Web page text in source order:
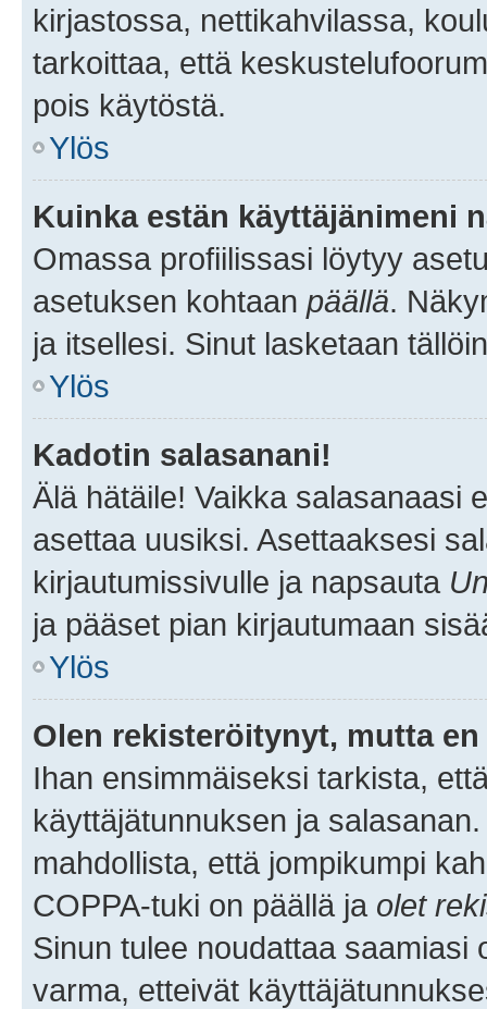
kirjastossa, nettikahvilassa,
tarkoittaa, että
pois käytöstä.
Ylös
Kuinka estän käyttäjänimeni
Omassa profiilissasi löytyy
asetuksen kohtaan päällä.
ja itsellesi. Sinut lasketaan
Ylös
Kadotin salasanani!
Älä hätäile! Vaikka salasanaasi
asettaa uusiksi. Asettaaksesi
kirjautumissivulle ja napsauta
ja pääset pian kirjautumaan
Ylös
Olen rekisteröitynyt, mutta
Ihan ensimmäiseksi tarkista,
käyttäjätunnuksen ja
mahdollista, että jompikumpi
COPPA-tuki on päällä ja olet
Sinun tulee noudattaa saamiasi
varma, etteivät